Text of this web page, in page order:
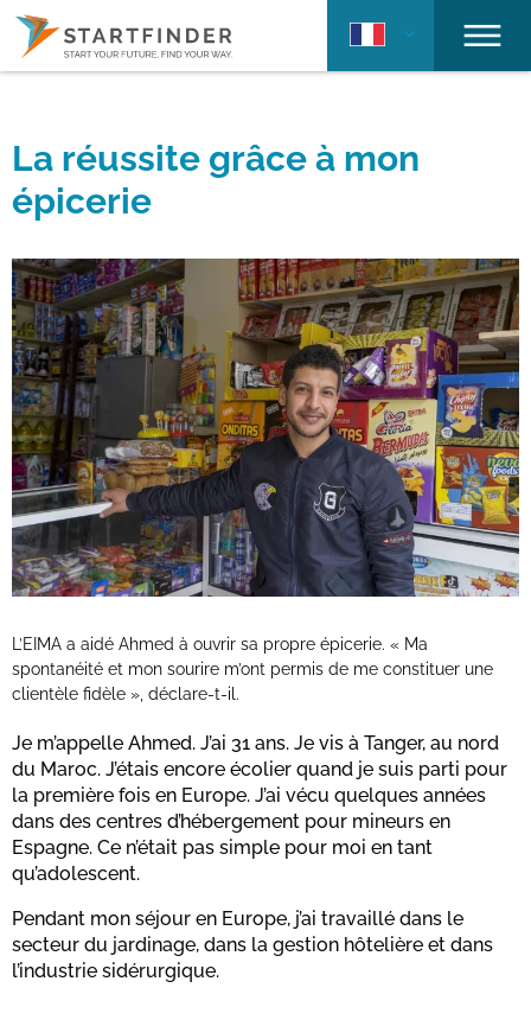
La réussite grâce à mon
épicerie
L’EIMA a aidé Ahmed à ouvrir sa propre épicerie. « Ma
spontanéité et mon sourire m’ont permis de me constituer une
clientèle fidèle », déclare-t-il.
Je m’appelle Ahmed. J’ai 31 ans. Je vis à Tanger, au nord
du Maroc. J’étais encore écolier quand je suis parti pour
la première fois en Europe. J’ai vécu quelques années
dans des centres d’hébergement pour mineurs en
Espagne. Ce n’était pas simple pour moi en tant
qu’adolescent.
Pendant mon séjour en Europe, j’ai travaillé dans le
secteur du jardinage, dans la gestion hôtelière et dans
l’industrie sidérurgique.